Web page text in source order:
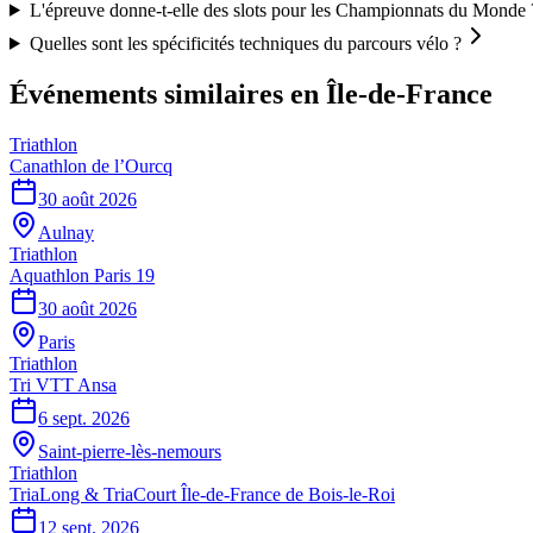
L'épreuve donne-t-elle des slots pour les Championnats du Monde
Quelles sont les spécificités techniques du parcours vélo ?
Événements similaires en Île-de-France
Triathlon
Canathlon de l’Ourcq
30 août 2026
Aulnay
Triathlon
Aquathlon Paris 19
30 août 2026
Paris
Triathlon
Tri VTT Ansa
6 sept. 2026
Saint-pierre-lès-nemours
Triathlon
TriaLong & TriaCourt Île-de-France de Bois-le-Roi
12 sept. 2026